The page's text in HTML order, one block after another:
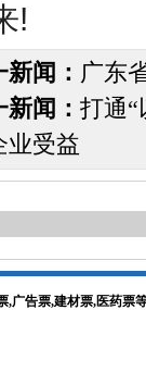
!
闻： 广东
闻： 打通“
业受益
广告票,建材票,医药